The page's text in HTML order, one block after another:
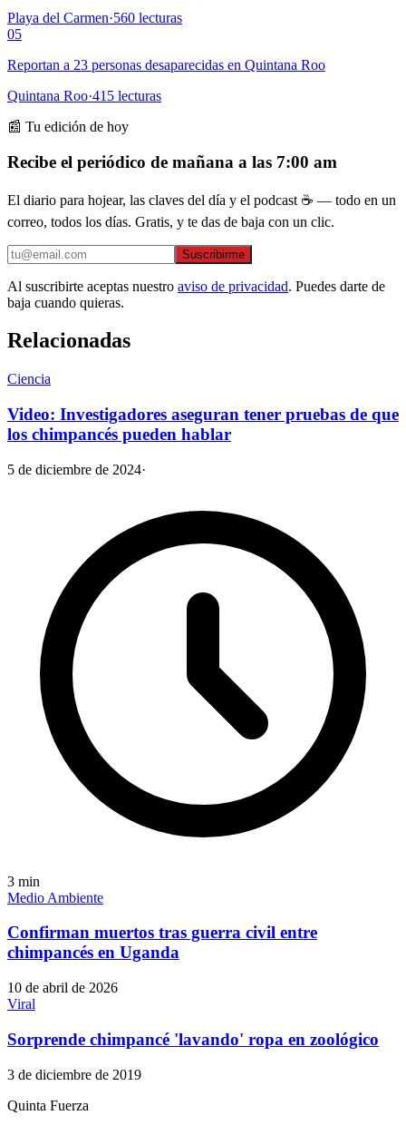
Playa del Carmen·560 lecturas
05
Reportan a 23 personas desaparecidas en Quintana Roo
Quintana Roo·415 lecturas
📰 Tu edición de hoy
Recibe el periódico de mañana a las 7:00 am
El diario para hojear, las claves del día y el podcast ☕ — todo en un
correo, todos los días. Gratis, y te das de baja con un clic.
Suscribirme
Al suscribirte aceptas nuestro aviso de privacidad. Puedes darte de
baja cuando quieras.
Relacionadas
Ciencia
Video: Investigadores aseguran tener pruebas de que
los chimpancés pueden hablar
5 de diciembre de 2024·
3 min
Medio Ambiente
Confirman muertos tras guerra civil entre
chimpancés en Uganda
10 de abril de 2026
Viral
Sorprende chimpancé 'lavando' ropa en zoológico
3 de diciembre de 2019
Quinta Fuerza